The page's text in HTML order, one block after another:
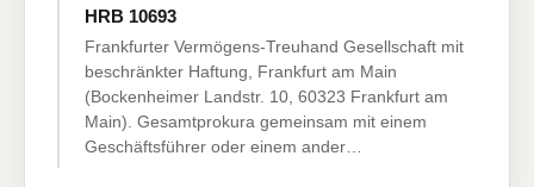
HRB 10693
Frankfurter Vermögens-Treuhand Gesellschaft mit
beschränkter Haftung, Frankfurt am Main
(Bockenheimer Landstr. 10, 60323 Frankfurt am
Main). Gesamtprokura gemeinsam mit einem
Geschäftsführer oder einem ander…